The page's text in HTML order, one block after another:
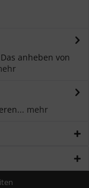
anheben von
mehr